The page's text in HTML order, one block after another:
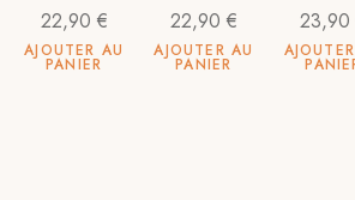
22,90 €
AJOUTER AU
PANIER
22,90 €
AJOUTER AU
PANIER